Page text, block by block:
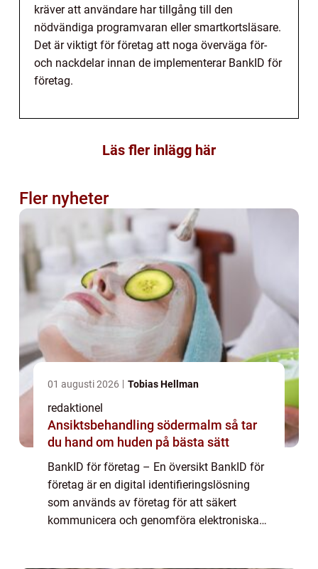
kräver att användare har tillgång till den
nödvändiga programvaran eller smartkortsläsare.
Det är viktigt för företag att noga överväga för-
och nackdelar innan de implementerar BankID för
företag.
Läs fler inlägg här
Fler nyheter
01 augusti 2026 Tobias Hellman
redaktionel
Ansiktsbehandling södermalm så tar
du hand om huden på bästa sätt
BankID för företag – En översikt BankID för
företag är en digital identifieringslösning
som används av företag för att säkert
kommunicera och genomföra elektroniska